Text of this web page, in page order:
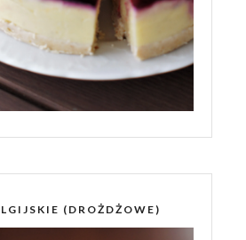
(DROŻDŻOWE)